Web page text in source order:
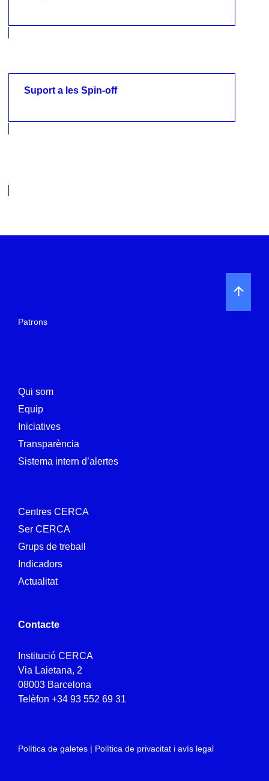
Suport a les Spin-off
Patrons
Qui som
Equip
Iniciatives
Transparència
Sistema intern d’alertes
Centres CERCA
Ser CERCA
Grups de treball
Indicadors
Actualitat
Contacte
Institució CERCA
Via Laietana, 2
08003 Barcelona
Telèfon +34 93 552 69 31
Política de galetes | Política de privacitat i avís legal